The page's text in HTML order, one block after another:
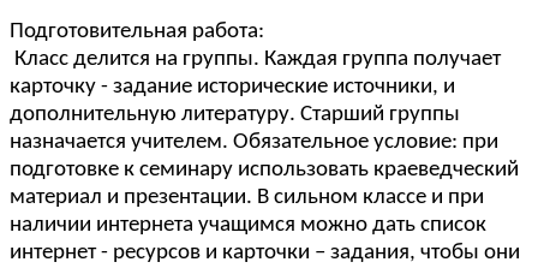
Подготовительная работа:
Класс делится на группы. Каждая группа получает
карточку - задание исторические источники, и
дополнительную литературу. Старший группы
назначается учителем. Обязательное условие: при
подготовке к семинару использовать краеведческий
материал и презентации. В сильном классе и при
наличии интернета учащимся можно дать список
интернет - ресурсов и карточки – задания, чтобы они